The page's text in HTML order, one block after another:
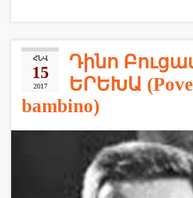
ՀՆՎ
15
2017
Դինո
ԵՐԵԽԱ
bambino)